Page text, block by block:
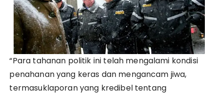
“Para tahanan politik ini telah mengalami kondisi
penahanan yang keras dan mengancam jiwa,
termasuklaporan yang kredibel tentang